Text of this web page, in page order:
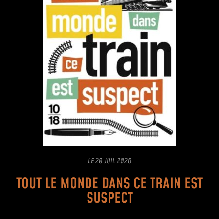
LE20 JUIL 2026
TOUT LE MONDE DANS CE TRAIN EST
SUSPECT